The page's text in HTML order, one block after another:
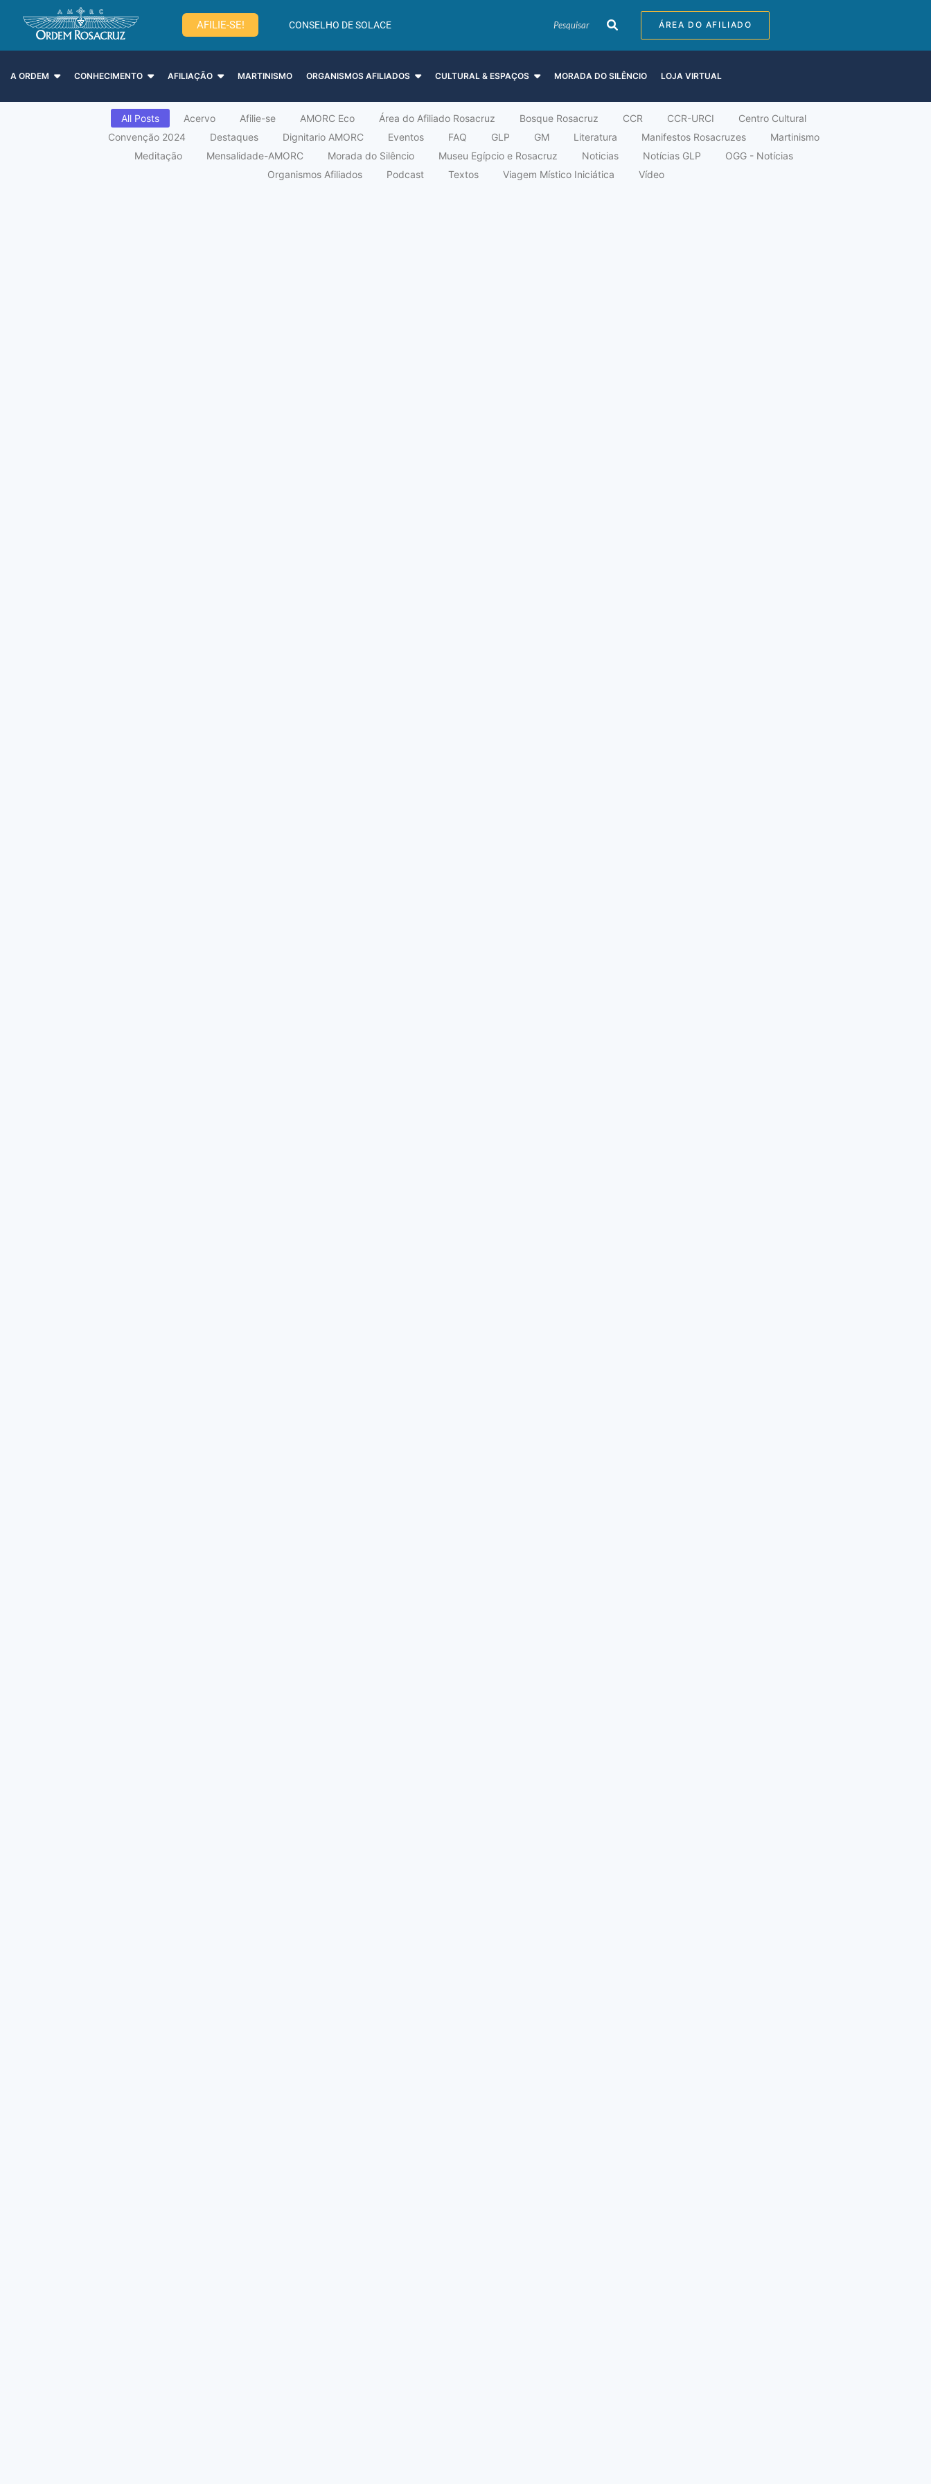
AFILIE-SE! CONSELHO DE SOLACE ÁREA DO AFILIADO
A ORDEM CONHECIMENTO AFILIAÇÃO MARTINISMO ORGANISMOS AFILIADOS CULTURAL & ESPAÇOS MORADA DO SILÊNCIO LOJA VIRTUAL
All Posts Acervo Afilie-se AMORC Eco Área do Afiliado Rosacruz Bosque Rosacruz CCR CCR-URCI
Centro Cultural
Convenção 2024
Destaques Dignitario AMORC Eventos FAQ GLP GM Literatura Manifestos Rosacruzes
Martinismo
Meditação
Mensalidade-AMORC Morada do Silêncio Museu Egípcio e Rosacruz Noticias Notícias GLP
OGG - Notícias
Organismos Afiliados
Podcast Textos Viagem Místico Iniciática Vídeo